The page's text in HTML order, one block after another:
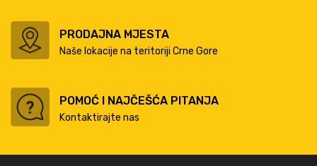
PRODAJNA MJESTA
Naše lokacije na teritoriji Crne Gore
POMOĆ I NAJČEŠĆA PITANJA
Kontaktirajte nas